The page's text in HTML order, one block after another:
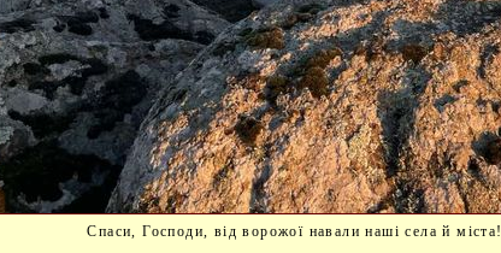
Спаси, Господи, від ворожої навали наші села й міста!